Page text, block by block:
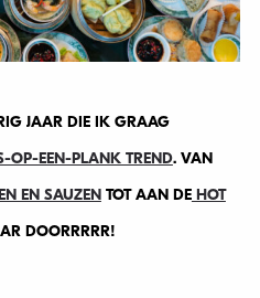
JAAR DIE IK GRAAG
OP-EEN-PLANK TREND. VAN
EN SAUZENTOT AAN DEHOT
DOORRRRR!